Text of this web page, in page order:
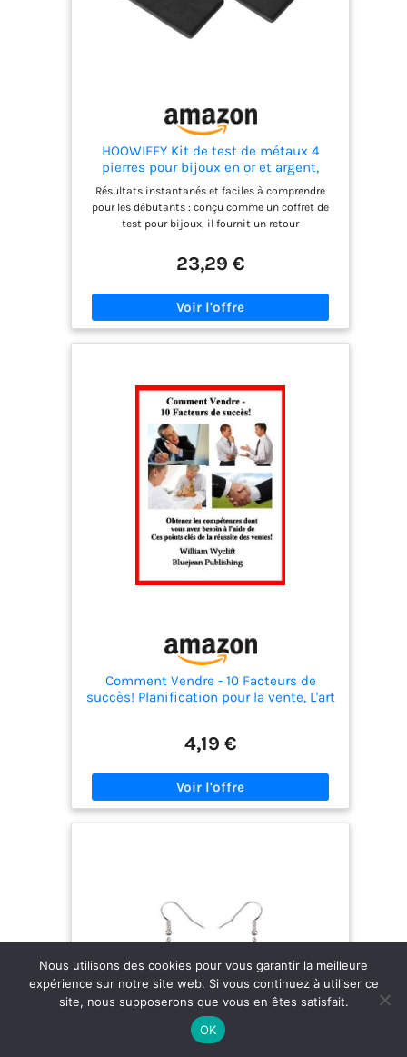
HOOWIFFY Kit de test de métaux 4
pierres pour bijoux en or et argent,
testeur précis pour usage quotidien et
négociation, adapté aux débutants
Résultats instantanés et faciles à comprendre
pour les débutants : conçu comme un coffret de
test pour bijoux, il fournit un retour
besoin de formation professionnelle ou
d’équipement sophistiqué. testeur d’or portable,
test de bijoux est conçu pour de multiples
utilisations grâce à sa pierre de test de métaux
facile à utiliser : ce kit de test de bijoux avec
aimant permet de détecter rapidement les
métaux de base, simplifiant ainsi le processus de
différenciation et améliorant votre expérience
d'utilisation. kit de test de métaux pour bijoux,
outil de test d'or Pierre de test réutilisable : cette
grande pierre de test pour l’or peut être utilisée à
plusieurs reprises, garantissant efficacité et
fiabilité pour les tests de bijoux et les travaux
d’orfèvrerie fil du temps. kit de test pour l’or et
l’argent, outil de test portable pour bijoux
Réponse rapide : notre équipement de test de
bijoux fournit des résultats rapides pour l’or,
grande taille, kit de test pour l’argent pour bijoux
23,29 €
Comment Vendre - 10 Facteurs de
succès! Planification pour la vente, L'art
4,19 €
Nous utilisons des cookies pour vous garantir la meilleure
expérience sur notre site web. Si vous continuez à utiliser ce
site, nous supposerons que vous en êtes satisfait.
OK